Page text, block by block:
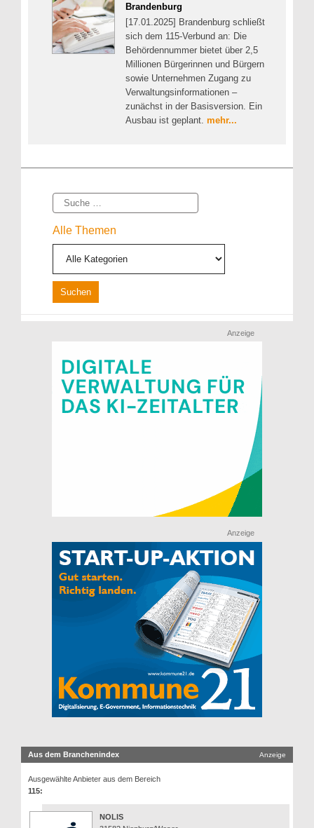
Brandenburg
[17.01.2025] Brandenburg schließt
sich dem 115-Verbund an: Die
Behördennummer bietet über 2,5
Millionen Bürgerinnen und Bürgern
sowie Unternehmen Zugang zu
Verwaltungsinformationen –
zunächst in der Basisversion. Ein
Ausbau ist geplant. mehr...
Suche
Alle Themen
Anzeige
Anzeige
Aus dem Branchenindex Anzeige
Ausgewählte Anbieter aus dem Bereich
115:
NOLIS